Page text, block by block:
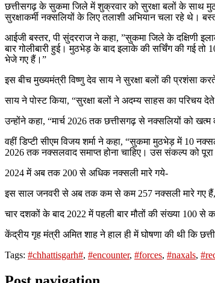
छत्तीसगढ़ के सुकमा जिले में शुक्रवार को सुरक्षा बलों के
सुरक्षाकर्मी नक्सलियों के लिए तलाशी अभियान चला रहे थे।
आईजी बस्तर, पी सुंदरराज ने कहा, ”सुकमा जिले के दक्षिणी
बार गोलीबारी हुई। मुठभेड़ के बाद इलाके की सर्चिंग की गई
भेजे गए हैं।”
इस बीच मुख्यमंत्री विष्णु देव साय ने सुरक्षा बलों की प्रशंसा
साय ने पोस्ट किया, “सुरक्षा बलों ने अदम्य साहस का परिचय
उन्होंने कहा, “मार्च 2026 तक छत्तीसगढ़ से नक्सलियों को
वहीं डिप्टी सीएम विजय शर्मा ने कहा, “सुकमा मुठभेड़ में 10
2026 तक नक्सलवाद समाप्त होना चाहिए। उस संकल्प को
2024 में अब तक 200 से अधिक नक्सली मारे गये-
इस साल जनवरी से अब तक कम से कम 257 नक्सली मारे गए हैं,
चार दशकों के बाद 2022 में पहली बार मौतों की संख्या 100 से
केंद्रीय गृह मंत्री अमित शाह ने हाल ही में घोषणा की थी कि
Tags: #chhattisgarh#, #encounter, #forces, #naxals,